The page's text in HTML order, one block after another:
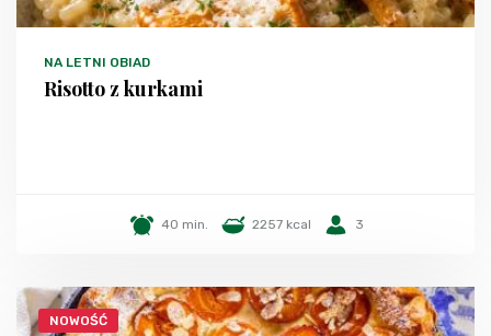
NA LETNI OBIAD
Risotto z kurkami
40 min. 2257 kcal 3
NOWOŚĆ